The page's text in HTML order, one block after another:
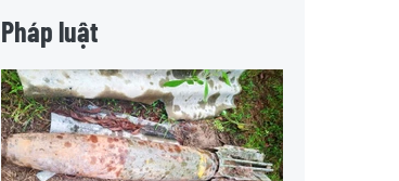
Pháp luật